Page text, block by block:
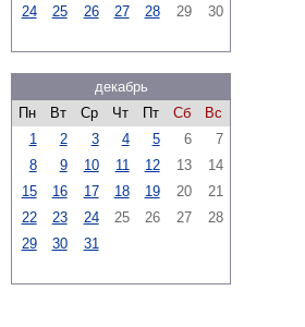
24
25 26 27 28 29 30
декабрь
Пн
Вт Ср Чт Пт Сб
Вс
1
2 3 4 5 6
7
8
9 10 11 12 13
14
15
16 17 18 19 20
21
22
23 24 25 26 27
28
29
30 31